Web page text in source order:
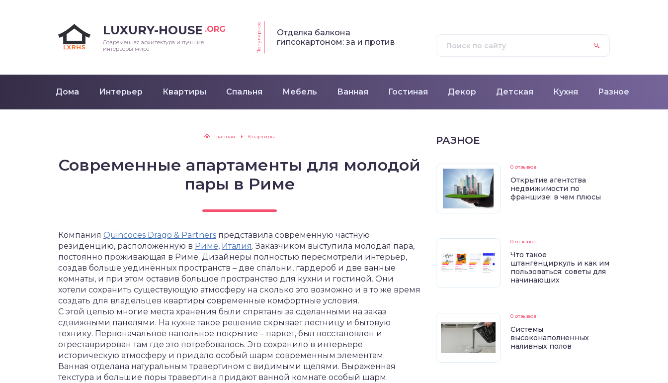
LUXURY-HOUSE .ORG
Современная архитектура и лучшие
интерьеры мира
Популярное
Отделка балкона
гипсокартоном: за и против
Дома Интерьер Квартиры Спальня Мебель Ванная Гостиная Декор Детская Кухня Разное
Главная Квартиры
Современные апартаменты для молодой
пары в Риме
Компания Quincoces Drago & Partners представила современную частную
резиденцию, расположенную в Риме, Италия. Заказчиком выступила молодая пара,
постоянно проживающая в Риме. Дизайнеры полностью пересмотрели интерьер,
создав больше уединённых пространств – две спальни, гардероб и две ванные
комнаты, и при этом оставив большое пространство для кухни и гостиной. Они
хотели сохранить существующую атмосферу на сколько это возможно и в то же время
создать для владельцев квартиры современные комфортные условия.
С этой целью многие места хранения были спрятаны за сделанными на заказ
сдвижными панелями. На кухне такое решение скрывает лестницу и бытовую
технику. Первоначальное напольное покрытие – паркет, был восстановлен и
отреставрирован там где это потребовалось. Это сохранило в интерьере
историческую атмосферу и придало особый шарм современным элементам.
Ванная отделана натуральным травертином с видимыми щелями. Выраженная
текстура и большие поры травертина придают ванной комнате особый шарм.
РАЗНОЕ
0 отзывов
Открытие агентства
недвижимости по
франшизе: в чем плюсы
0 отзывов
Что такое
штангенциркуль и как им
пользоваться: советы для
начинающих
0 отзывов
Системы
высоконаполненных
наливных полов